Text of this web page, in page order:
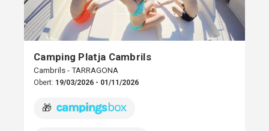
Camping Platja Cambrils
Cambrils - TARRAGONA
Obert: 19/03/2026 - 01/11/2026
🎁